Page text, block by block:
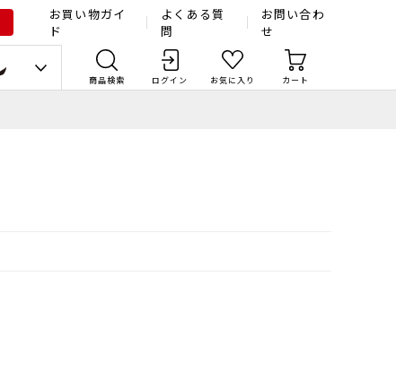
お買い物ガイ
ド
よくある質
問
お問い合わ
せ
商品検索 ログイン お気に入り カート